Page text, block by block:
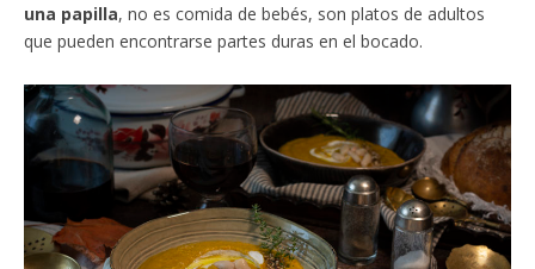
una papilla, no es comida de bebés, son platos de adultos
que pueden encontrarse partes duras en el bocado.